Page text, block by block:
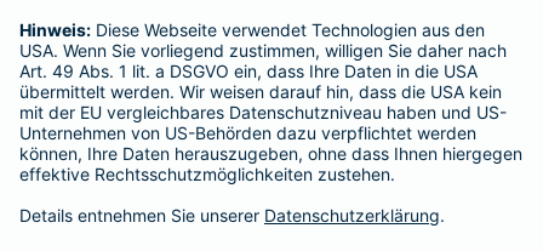
Adresse ändern
Schaden melden
Kilometerstandsmeldung
Serviceübersicht